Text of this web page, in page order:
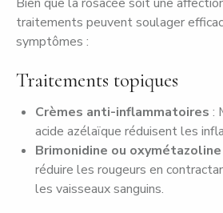
traitements peuvent soulager
symptômes :
Traitements topiques
Crèmes anti-inflammatoires :
acide azélaïque réduisent les
Brimonidine ou
réduire les rougeurs en
les vaisseaux sanguins.